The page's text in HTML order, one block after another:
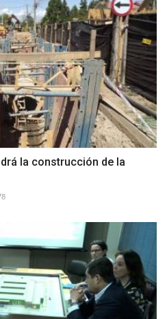
la construcción de la